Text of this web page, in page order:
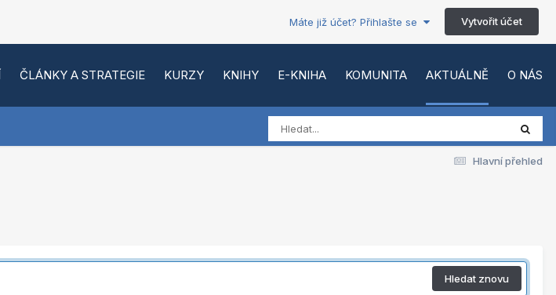
Máte již účet? Přihlašte se Vytvořit účet
ČLÁNKY A STRATEGIE KURZY KNIHY E-KNIHA KOMUNITA AKTUÁLNĚ O NÁS
Hlavní přehled
Hledat znovu